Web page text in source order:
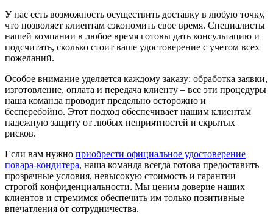
У нас есть возможность осуществить доставку в любую точку,
что позволяет клиентам сэкономить свое время. Специалисты
нашей компании в любое время готовы дать консультацию и
подсчитать, сколько стоит ваше удостоверение с учетом всех
пожеланий.
Особое внимание уделяется каждому заказу: обработка заявки,
изготовление, оплата и передача клиенту – все эти процедуры
наша команда проводит предельно осторожно и
бесперебойно. Этот подход обеспечивает нашим клиентам
надежную защиту от любых неприятностей и скрытых
рисков.
Если вам нужно приобрести официальное удостоверение
повара-кондитера, наша команда всегда готова предоставить
прозрачные условия, невысокую стоимость и гарантии
строгой конфиденциальности. Мы ценим доверие наших
клиентов и стремимся обеспечить им только позитивные
впечатления от сотрудничества.